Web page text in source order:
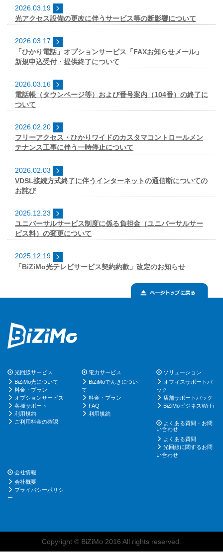
2026.03.19
光アクセス設備の更改に伴うサービス等の断影響について
2026.03.17
「ひかり電話」オプションサービス「FAXお知らせメール」
新規申込受付・提供終了について
2026.03.16
電話帳（タウンページ等）および番号案内（104番）の終了に
ついて
2026.02.20
フリーアクセス・ひかりワイドのカスタマコントロールメン
テナンス工事に伴う一時停止について
2026.02.03
VDSL接続方式終了に伴うインターネットの通信断についての
お詫び
2025.12.23
ユニバーサルサービス制度に係る負担金（ユニバーサルサー
ビス料）の変更について
2025.12.19
「BiZiMo光テレビサービス契約約款」改定のお知らせ
光回線サービス
BiZiMo光について
料金・プラン
オプションサービス
各種サポート
利用規約
ご利用料金の確認
電力サービス
BiZiMoでんきについ
て
料金・プラン
FAQ
利用規約
ソリューション
オフィスサポートパ
ック
店舗サポートパック
BiZiMoビジネスWi-Fi
よくある質問・お問
い合わせ
よくある質問
光回線に関するお問
い合わせ
会社情報
会社概要
プライバシーポリシ
ー
Copyright © BiZiMo 2016 All rights reserved.